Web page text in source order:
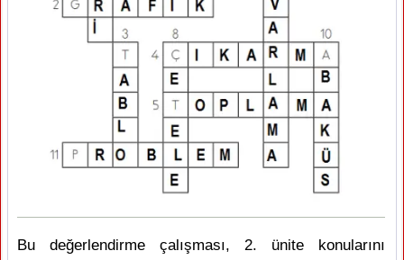
Bu değerlendirme çalışması, 2. ünite konularını